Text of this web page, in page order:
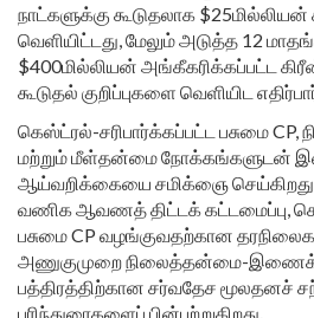
நாட்களுக்கு கூடுதலாக $25மில்லியன்
வெளியிட்டது, மேலும் அடுத்த 12
$400மில்லியன் அங்கீகரிக்கப்பட்ட
கூடுதல் குறிப்புகளை வெளியிட
கெஸ்ட்ரல்-சரிபார்க்கப்பட்ட பசுமை
மற்றும் மீள்தன்மை நோக்கங்களுடன்
ஆய்வறிக்கையை சமிக்ஞை
வணிக ஆவணத் திட்டக் கட்டமைப்பு,
பசுமை CP வழங்குவதற்கான
அணுகுமுறை நிலைத்தன்மை-
பத்திரத்திற்கான சர்வதேச மூலதனச்
பரிந்துரைகளைப் பின்பற்றுகிறது.